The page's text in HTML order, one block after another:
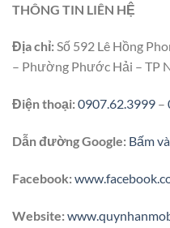
THÔNG TIN LIÊN HỆ
Địa chỉ:Số 592 Lê Hồng
– Phường Phước Hải – TP
Điện thoại:0907.62.3999 –
Dẫn đường Google: Bấm
Facebook:
Website: